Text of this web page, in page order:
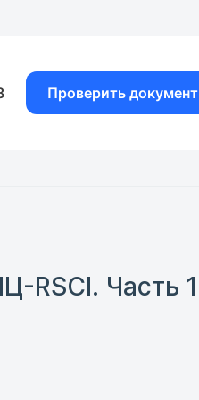
Проверить документ
RSCI. Часть 1